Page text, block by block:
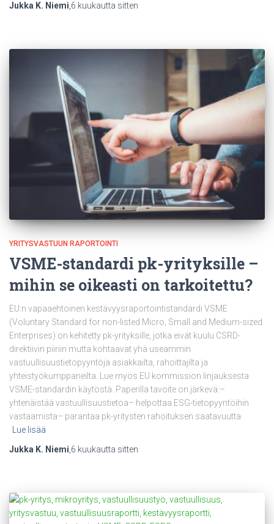
Jukka K. Niemi,6 kuukautta sitten
YRITYSVASTUUN RAPORTOINTI
VSME-standardi pk-yrityksille –
mihin se oikeasti on tarkoitettu?
EU:n vapaaehtoinen kestävyysraportointistandardi VSME
(Voluntary Standard for non-listed Micro, Small and Medium-sized
Enterprises) on kehitetty pk-yrityksille, jotka eivät kuulu CSRD-
direktiivin piiriin mutta kohtaavat yhä useammin
vastuullisuustietopyyntöjä asiakkailta, rahoittajilta ja
yhteistyökumppaneilta. Lue myös EU kommission linjauksesta
VSME-standardin käytöstä. Paperilla tavoite on järkevä:–
yhtenäistää vastuullisuustietoa– helpottaa ESG-tietopyyntöihin
vastaamista– parantaa pk-yritysten rahoituksen saatavuutta
Lue lisää
Jukka K. Niemi 6 kuukautta sitten